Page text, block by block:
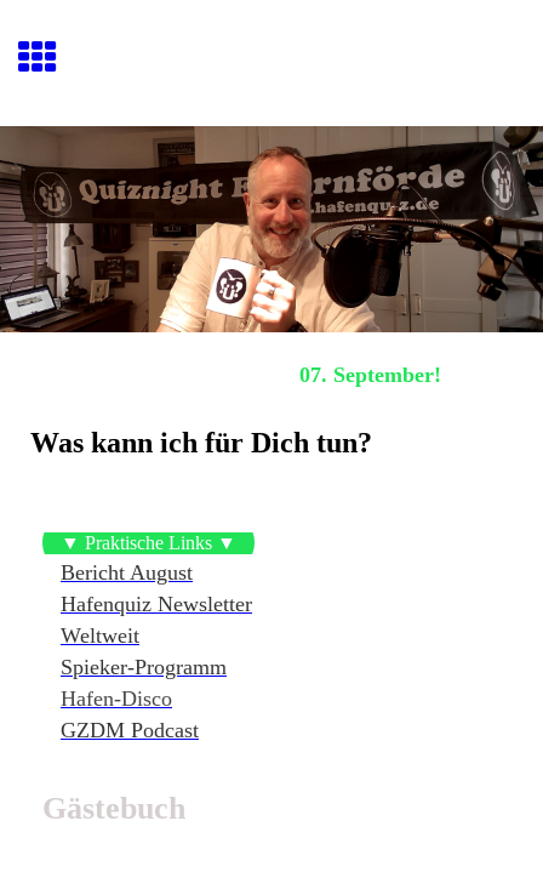
07. September!
Was kann ich für Dich tun?
▼ Praktische Links ▼
Bericht August
Hafenquiz Newsletter
Weltweit
Spieker-Programm
Hafen-Disco
GZDM Podcast
Gästebuch